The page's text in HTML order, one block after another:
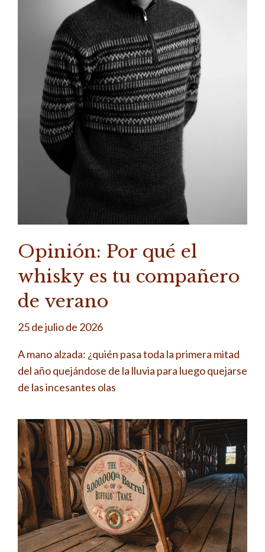
Opinión: Por qué el
whisky es tu compañero
de verano
25 de julio de 2026
A mano alzada: ¿quién pasa toda la primera mitad
del año quejándose de la lluvia para luego quejarse
de las incesantes olas